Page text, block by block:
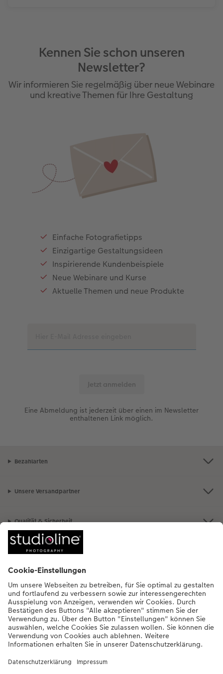
Kennen Sie schon unseren
Newsletter?
Wir informieren Sie regelmäßig über neue Webinare
und kreative Themen für Ihre Gestaltung
Einfache Fotografietipps
Einzigartige Gestaltungsideen
Inspirierende Kundenbeispiele
Neue Webinare und Kurse
Aktuelle Themen und neue Produkte
Eine Abmeldung ist jederzeit über einen im Newsletter
enthaltenen Link möglich.
Bezahlarten
Unsere Versandpartner
Qualität & Sicherheit
Nachhaltigkeit bei CEWE
Mein Fotoservice
Informationen
Sortiment